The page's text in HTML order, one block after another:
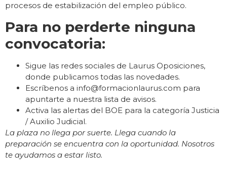
procesos de estabilización del empleo público.
Para no perderte ninguna
convocatoria:
Sigue las redes sociales de Laurus Oposiciones,
donde publicamos todas las novedades.
Escríbenos a info@formacionlaurus.com para
apuntarte a nuestra lista de avisos.
Activa las alertas del BOE para la categoría Justicia
/ Auxilio Judicial.
La plaza no llega por suerte. Llega cuando la
preparación se encuentra con la oportunidad. Nosotros
te ayudamos a estar listo.